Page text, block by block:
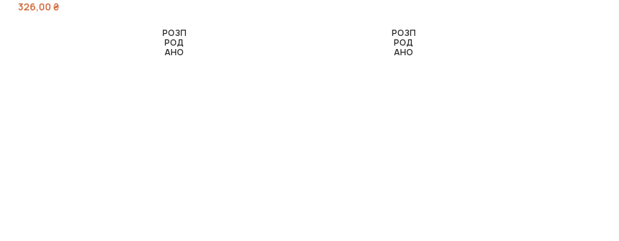
326,00₴
РОЗП
РОД
АНО
РОЗП
РОД
АНО